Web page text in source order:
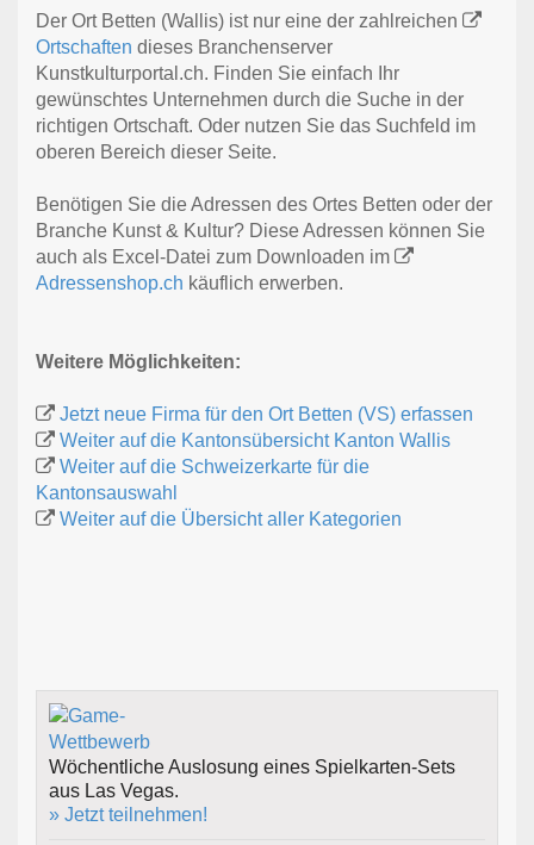
Der Ort Betten (Wallis) ist nur eine der zahlreichen
Ortschaften dieses Branchenserver
Kunstkulturportal.ch. Finden Sie einfach Ihr
gewünschtes Unternehmen durch die Suche in der
richtigen Ortschaft. Oder nutzen Sie das Suchfeld im
oberen Bereich dieser Seite.
Benötigen Sie die Adressen des Ortes Betten oder der
Branche Kunst & Kultur? Diese Adressen können Sie
auch als Excel-Datei zum Downloaden im
Adressenshop.ch käuflich erwerben.
Weitere Möglichkeiten:
Jetzt neue Firma für den Ort Betten (VS) erfassen
Weiter auf die Kantonsübersicht Kanton Wallis
Weiter auf die Schweizerkarte für die
Kantonsauswahl
Weiter auf die Übersicht aller Kategorien
Wöchentliche Auslosung eines Spielkarten-Sets
aus Las Vegas.
» Jetzt teilnehmen!